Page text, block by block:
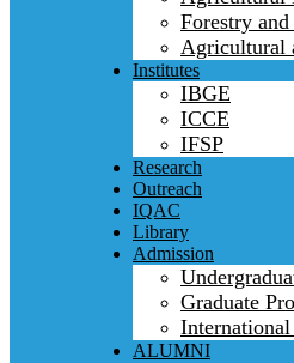
Forestry
Agricultural
Institutes
IBGE
ICCE
IFSP
Research
Outreach
IQAC
Library
Admission
Graduate
International
ALUMNI